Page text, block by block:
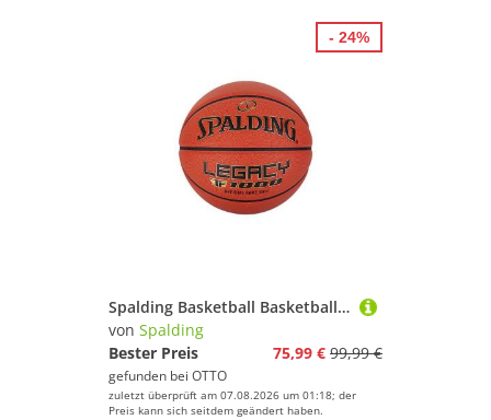
Spalding Basketball Basketball Legacy TF 1000, Deep Channel Design für exzellente Spieleigenschaften
von Spalding
Bester Preis
75,99 € 99,99 €
gefunden bei OTTO
zuletzt überprüft am 07.08.2026 um 01:18; der
Preis kann sich seitdem geändert haben.
- 24%